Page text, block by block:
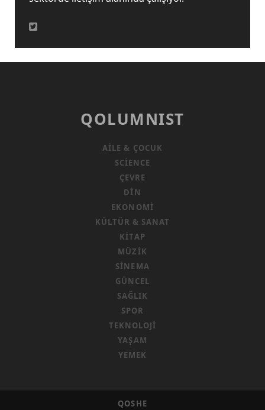
QOLUMNIST
AILE & ÇOCUK
SCIENCE
ÇEVRE
DIN
EKONOMI
KÜLTÜR & SANAT
KITAP
MÜZIK
SINEMA
GÜNCEL
SAĞLIK
SPOR
TEKNOLOJI
YAŞAM
YEMEK
QOSHE